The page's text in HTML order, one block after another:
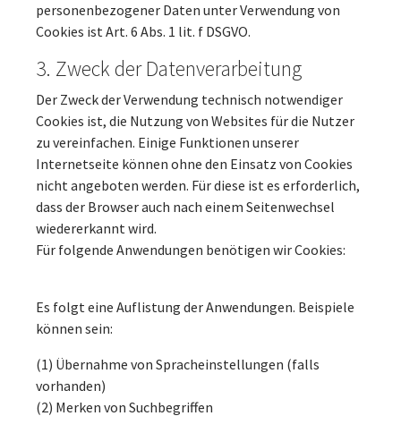
personenbezogener Daten unter Verwendung von
Cookies ist Art. 6 Abs. 1 lit. f DSGVO.
3. Zweck der Datenverarbeitung
Der Zweck der Verwendung technisch notwendiger
Cookies ist, die Nutzung von Websites für die Nutzer
zu vereinfachen. Einige Funktionen unserer
Internetseite können ohne den Einsatz von Cookies
nicht angeboten werden. Für diese ist es erforderlich,
dass der Browser auch nach einem Seitenwechsel
wiedererkannt wird.
Für folgende Anwendungen benötigen wir Cookies:
Es folgt eine Auflistung der Anwendungen. Beispiele
können sein:
(1) Übernahme von Spracheinstellungen (falls
vorhanden)
(2) Merken von Suchbegriffen